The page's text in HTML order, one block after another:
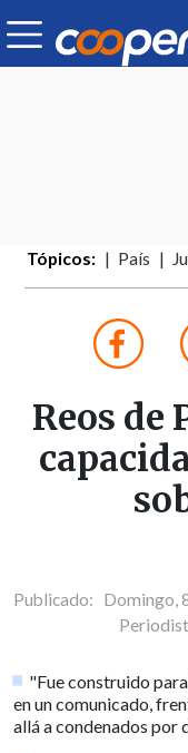
Tópicos: País
Reos de
Publicado: Domingo,
"Fue construido
en un comunicado,
allá a condenados por